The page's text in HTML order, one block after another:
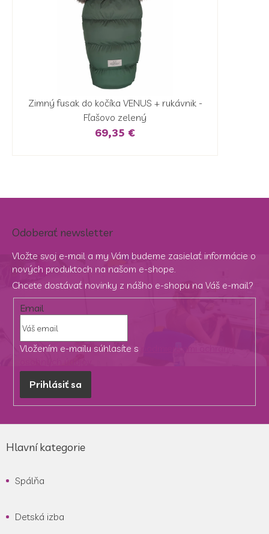
Zimný fusak do kočíka VENUS + rukávnik -
Fľašovo zelený
69,35 €
Odoberať newsletter
Vložte svoj e-mail a my Vám budeme zasielať informácie o
nových produktoch na našom e-shope.
Chcete dostávať novinky z nášho e-shopu na Váš e-mail?
Email
Vložením e-mailu súhlasíte s
Prihlásiť sa
Hlavní kategorie
Spálňa
Detská izba